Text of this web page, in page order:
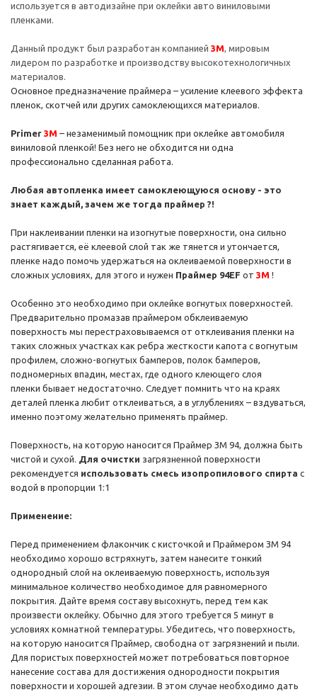
используется в автодизайне при оклейки авто виниловыми
пленками.
Данный продукт был разработан компанией 3М, мировым
лидером по разработке и производству высокотехнологичных
материалов.
Основное предназначение праймера – усиление клеевого эффекта
пленок, скотчей или других самоклеющихся материалов.
Primer 3M – незаменимый помощник при оклейке автомобиля
виниловой пленкой! Без него не обходится ни одна
профессионально сделанная работа.
Любая автопленка имеет самоклеющуюся основу - это
знает каждый, зачем же тогда праймер ?!
При наклеивании пленки на изогнутые поверхности, она сильно
растягивается, её клеевой слой так же тянется и утончается,
пленке надо помочь удержаться на оклеиваемой поверхности в
сложных условиях, для этого и нужен Праймер 94EF от 3М !
Особенно это необходимо при оклейке вогнутых поверхностей.
Предварительно промазав праймером обклеиваемую
поверхность мы перестраховываемся от отклеивания пленки на
таких сложных участках как ребра жесткости капота с вогнутым
профилем, сложно-вогнутых бамперов, полок бамперов,
подномерных впадин, местах, где одного клеющего слоя
пленки бывает недостаточно. Следует помнить что на краях
деталей пленка любит отклеиваться, а в углублениях – вздуваться,
именно поэтому желательно применять праймер.
Поверхность, на которую наносится Праймер ЗМ 94, должна быть
чистой и сухой. Для очистки загрязненной поверхности
рекомендуется использовать смесь изопропилового спирта с
водой в пропорции 1:1
Применение:
Перед применением флакончик с кисточкой и Праймером ЗМ 94
необходимо хорошо встряхнуть, затем нанесите тонкий
однородный слой на оклеиваемую поверхность, используя
минимальное количество необходимое для равномерного
покрытия. Дайте время составу высохнуть, перед тем как
произвести оклейку. Обычно для этого требуется 5 минут в
условиях комнатной температуры. Убедитесь, что поверхность,
на которую наносится Праймер, свободна от загрязнений и пыли.
Для пористых поверхностей может потребоваться повторное
нанесение состава для достижения однородности покрытия
поверхности и хорошей адгезии. В этом случае необходимо дать